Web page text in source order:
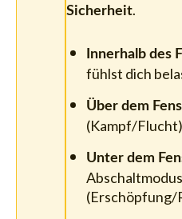
Sicherheit.
Innerhalb des
fühlst dich
Über dem
(Kampf/
Unter dem
Abschaltmodus
(Erschöpfung/